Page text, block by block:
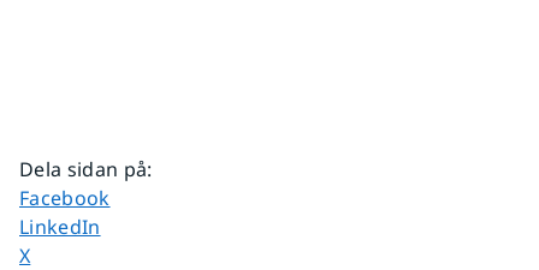
Dela sidan på:
Dela sidan på
Facebook
Dela sidan på
LinkedIn
Dela sidan på
X